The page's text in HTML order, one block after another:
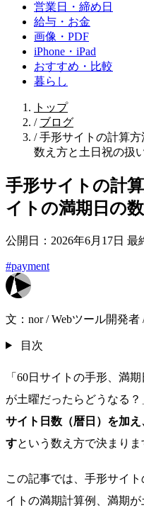
営業日・締め日
給与・お金
画像・PDF
iPhone・iPad
おすすめ・比較
暮らし
トップ
/ ブログ
/ 手形サイトの計算
数え方と土日祝の扱
手形サイトの計
イトの満期日の
公開日：2026年6月17日 最
#payment
文： nor /Webツール開発者
目次
「60日サイトの手形、満
が土曜だったらどうなる
サイト日数（暦日）を加
すという数え方で決まりま
この記事では、手形サイ
イトの満期計算例、満期